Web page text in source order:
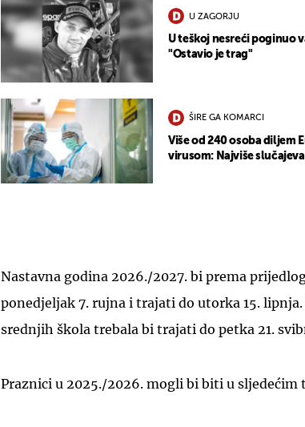
U ZAGORJU
U teškoj nesreći poginuo
"Ostavio je trag"
ŠIRE GA KOMARCI
Više od 240 osoba diljem
virusom: Najviše
Nastavna godina 2026./2027. bi prema
ponedjeljak 7. rujna i trajati do utorka 15.
srednjih škola trebala bi trajati do petka 21.
Praznici u 2025./2026. mogli bi biti u sljedećim